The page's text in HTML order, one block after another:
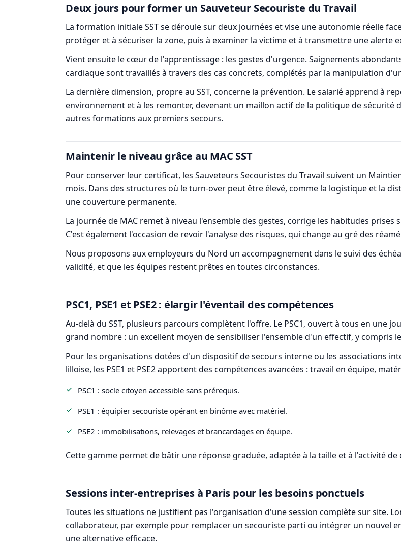
Deux jours pour former un Sauveteur Secouriste du Travail
La formation initiale SST se déroule sur deux journées et vise une autonomie réelle
protéger et à sécuriser la zone, puis à examiner la victime et à transmettre une alerte
Vient ensuite le cœur de l'apprentissage : les gestes d'urgence. Saignements
cardiaque sont travaillés à travers des cas concrets, complétés par la manipulation
La dernière dimension, propre au SST, concerne la prévention. Le salarié apprend à
environnement et à les remonter, devenant un maillon actif de la politique de sécurité
autres formations aux premiers secours.
Maintenir le niveau grâce au MAC SST
Pour conserver leur certificat, les Sauveteurs Secouristes du Travail suivent un
mois. Dans des structures où le turn-over peut être élevé, comme la logistique et la
une couverture permanente.
La journée de MAC remet à niveau l'ensemble des gestes, corrige les habitudes
C'est également l'occasion de revoir l'analyse des risques, qui change au gré des
Nous proposons aux employeurs du Nord un accompagnement dans le suivi des
validité, et que les équipes restent prêtes en toutes circonstances.
PSC1, PSE1 et PSE2 : élargir l'éventail des compétences
Au-delà du SST, plusieurs parcours complètent l'offre. Le PSC1, ouvert à tous en une
grand nombre : un excellent moyen de sensibiliser l'ensemble d'un effectif, y compris
Pour les organisations dotées d'un dispositif de secours interne ou les associations
lilloise, les PSE1 et PSE2 apportent des compétences avancées : travail en équipe,
PSC1 : socle citoyen accessible sans prérequis.
PSE1 : équipier secouriste opérant en binôme avec matériel.
PSE2 : immobilisations, relevages et brancardages en équipe.
Cette gamme permet de bâtir une réponse graduée, adaptée à la taille et à l'activité
Sessions inter-entreprises à Paris pour les besoins ponctuels
Toutes les situations ne justifient pas l'organisation d'une session complète sur site.
collaborateur, par exemple pour remplacer un secouriste parti ou intégrer un nouvel
une alternative efficace.